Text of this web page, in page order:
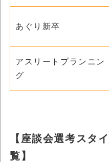
あぐり新卒
アスリートプランニン
グ
【座談会選考スタ
覧】